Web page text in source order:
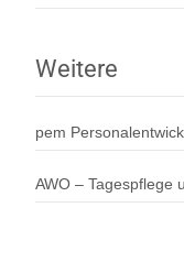
Weitere
pem
AWO – Tagespflege